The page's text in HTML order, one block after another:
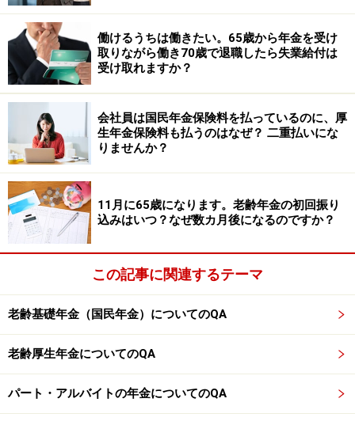
制度を活用しながら、無理のない生活設計を考えていく
ことが大切でしょう。
※専門家に取り上げてほしい質問がある人は
応募するか、コメント欄への書き込みをお願いします。
※記事内容は執筆時点のものです。最新の内容をご確認くださ
い。
本記事の内容は一般的な情報提供を目的としており、特定の金融
商品や投資行動を推奨するものではありません。
投資や資産運用に関する最終的なご判断はご自身の責任において
行ってください。
掲載情報の正確性・完全性については十分に配慮しております
が、その内容を保証するものではなく、これに基づく損失・損害
などについて当社は一切の責任を負いません。
最新の情報や詳細については、必ず各金融機関やサービス提供者
の公式情報をご確認ください。
【編集部からのお知らせ】
・「家計」について、アンケート（2026/8/31まで）を実施
中です！
なります
働けるうちは働きたい。65歳から年金を受け
取りながら働き70歳で退職したら失業給付は
受け取れますか？
会社員は国民年金保険料を払っているのに、厚
生年金保険料も払うのはなぜ？ 二重払いにな
りませんか？
11月に65歳になります。老齢年金の初回振り
込みはいつ？なぜ数カ月後になるのですか？
この記事に関連するテーマ
老齢基礎年金（国民年金）についてのQA
老齢厚生年金についてのQA
パート・アルバイトの年金についてのQA